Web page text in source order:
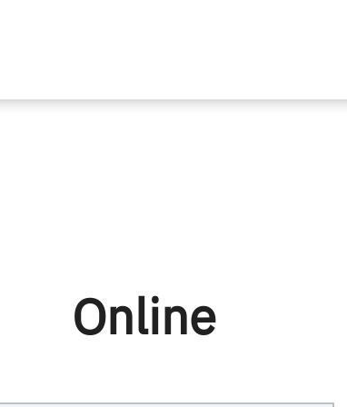
Online